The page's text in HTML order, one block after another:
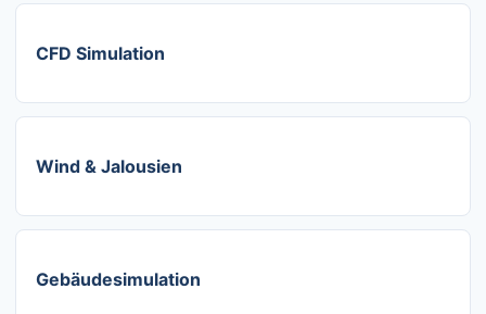
CFD Simulation
Wind & Jalousien
Gebäudesimulation